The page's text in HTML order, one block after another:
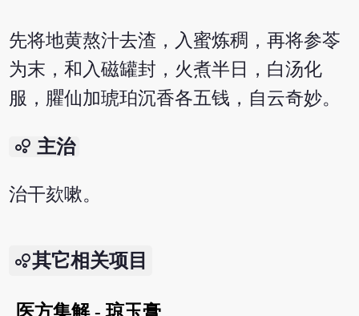
先将地黄熬汁去渣，入蜜炼稠，再将参苓
为末，和入磁罐封，火煮半日，白汤化
服，臞仙加琥珀沉香各五钱，自云奇妙。
bubble_chart 主治
治干欬嗽。
其它相关项目
医方集解 - 琼玉膏